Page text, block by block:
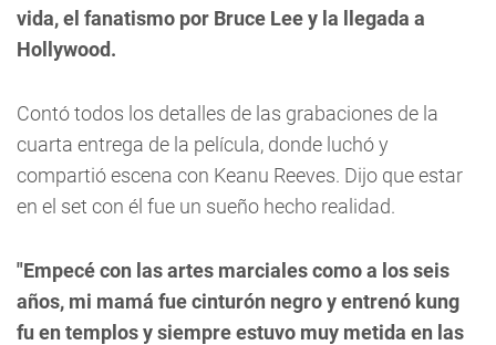
vida, el fanatismo por Bruce Lee y la llegada a
Hollywood.
Contó todos los detalles de las grabaciones de la
cuarta entrega de la película, donde luchó y
compartió escena con Keanu Reeves. Dijo que estar
en el set con él fue un sueño hecho realidad.
"Empecé con las artes marciales como a los seis
años, mi mamá fue cinturón negro y entrenó kung
fu en templos y siempre estuvo muy metida en las